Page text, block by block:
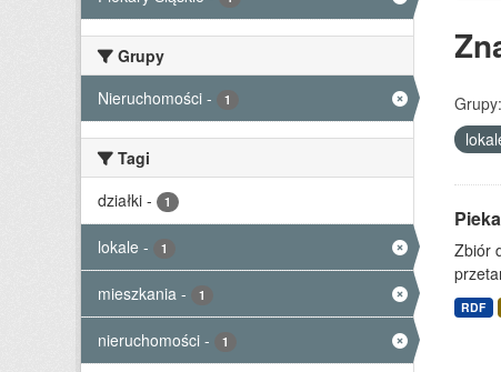
Grupy
Nieruchomości - 1
Tagi
działki - 1
lokale - 1
mieszkania - 1
nieruchomości - 1
Grupy:
Zbiór
RDF